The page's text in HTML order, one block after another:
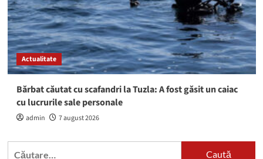
Actualitate
Bărbat căutat cu scafandri la Tuzla: A fost găsit un caiac
cu lucrurile sale personale
admin 7 august 2026